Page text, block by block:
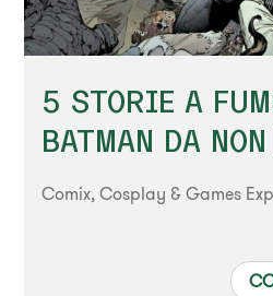
5 STORIE A
BATMAN DA
Comix, Cosplay & Games